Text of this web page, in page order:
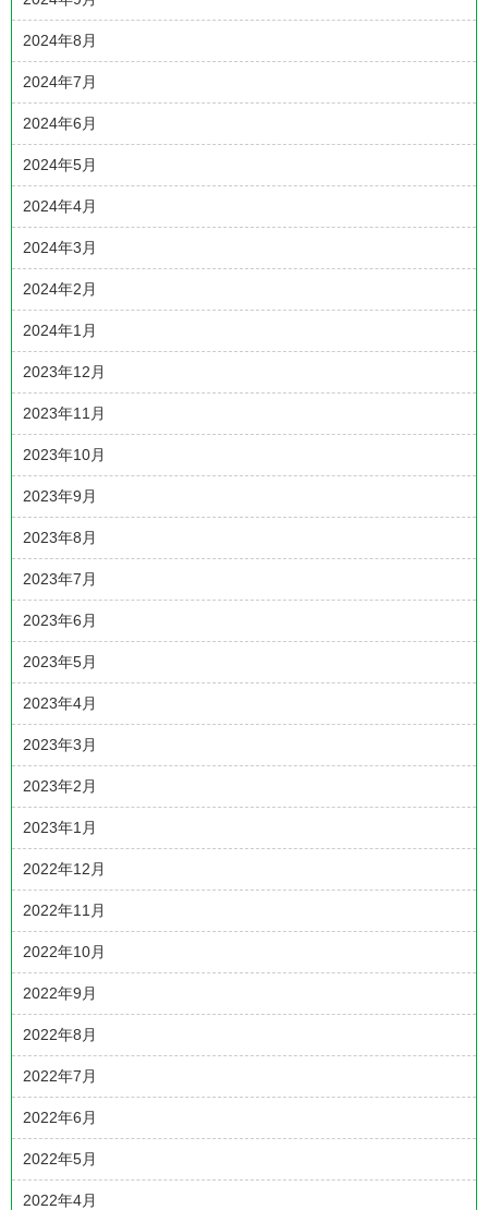
2024年8月
2024年7月
2024年6月
2024年5月
2024年4月
2024年3月
2024年2月
2024年1月
2023年12月
2023年11月
2023年10月
2023年9月
2023年8月
2023年7月
2023年6月
2023年5月
2023年4月
2023年3月
2023年2月
2023年1月
2022年12月
2022年11月
2022年10月
2022年9月
2022年8月
2022年7月
2022年6月
2022年5月
2022年4月